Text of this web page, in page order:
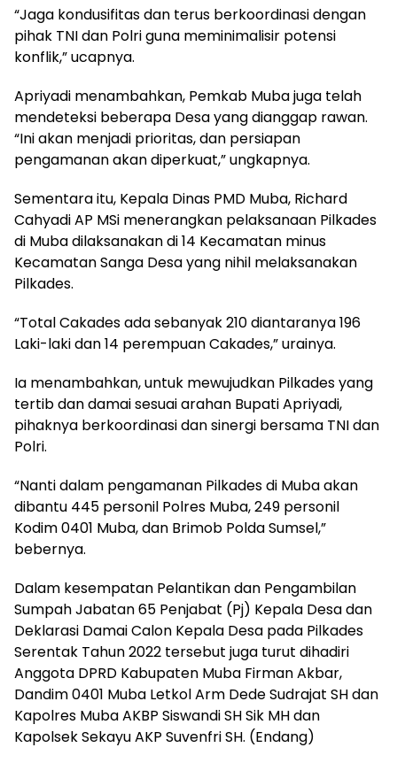
“Jaga kondusifitas dan terus berkoordinasi dengan
pihak TNI dan Polri guna meminimalisir potensi
konflik,” ucapnya.
Apriyadi menambahkan, Pemkab Muba juga telah
mendeteksi beberapa Desa yang dianggap rawan.
“Ini akan menjadi prioritas, dan persiapan
pengamanan akan diperkuat,” ungkapnya.
Sementara itu, Kepala Dinas PMD Muba, Richard
Cahyadi AP MSi menerangkan pelaksanaan Pilkades
di Muba dilaksanakan di 14 Kecamatan minus
Kecamatan Sanga Desa yang nihil melaksanakan
Pilkades.
“Total Cakades ada sebanyak 210 diantaranya 196
Laki-laki dan 14 perempuan Cakades,” urainya.
Ia menambahkan, untuk mewujudkan Pilkades yang
tertib dan damai sesuai arahan Bupati Apriyadi,
pihaknya berkoordinasi dan sinergi bersama TNI dan
Polri.
“Nanti dalam pengamanan Pilkades di Muba akan
dibantu 445 personil Polres Muba, 249 personil
Kodim 0401 Muba, dan Brimob Polda Sumsel,”
bebernya.
Dalam kesempatan Pelantikan dan Pengambilan
Sumpah Jabatan 65 Penjabat (Pj) Kepala Desa dan
Deklarasi Damai Calon Kepala Desa pada Pilkades
Serentak Tahun 2022 tersebut juga turut dihadiri
Anggota DPRD Kabupaten Muba Firman Akbar,
Dandim 0401 Muba Letkol Arm Dede Sudrajat SH dan
Kapolres Muba AKBP Siswandi SH Sik MH dan
Kapolsek Sekayu AKP Suvenfri SH. (Endang)